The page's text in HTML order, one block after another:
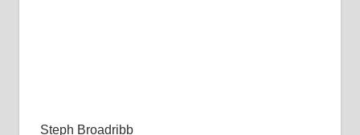
Steph Broadribb